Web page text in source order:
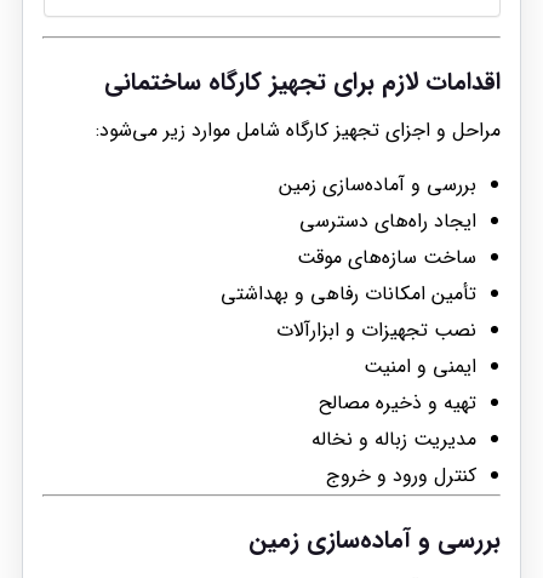
اقدامات لازم برای تجهیز کارگاه ساختمانی
مراحل و اجزای تجهیز کارگاه شامل موارد زیر می‌شود:
بررسی و آماده‌سازی زمین
ایجاد راه‌های دسترسی
ساخت سازه‌های موقت
تأمین امکانات رفاهی و بهداشتی
نصب تجهیزات و ابزارآلات
ایمنی و امنیت
تهیه و ذخیره مصالح
مدیریت زباله و نخاله
کنترل ورود و خروج
بررسی و آماده‌سازی زمین